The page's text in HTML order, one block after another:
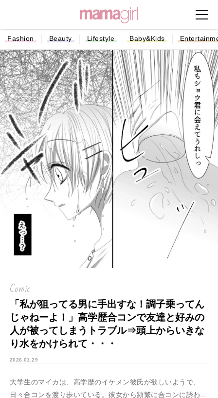
Fashion Beauty Lifestyle Baby&Kids
Comic
「私が狙ってる男に手出すな！調子乗ってん
じゃねーよ！」高学歴合コンで友達と好みの
人が被ってしまうトラブル⇒頭上からいきな
り水をかけられて・・・
2026.01.29
大学生のマイカは、高学歴のイケメン彼氏が欲しいようで、
日々合コンを渡り歩いている。彼女から頻繁に合コンに誘われ